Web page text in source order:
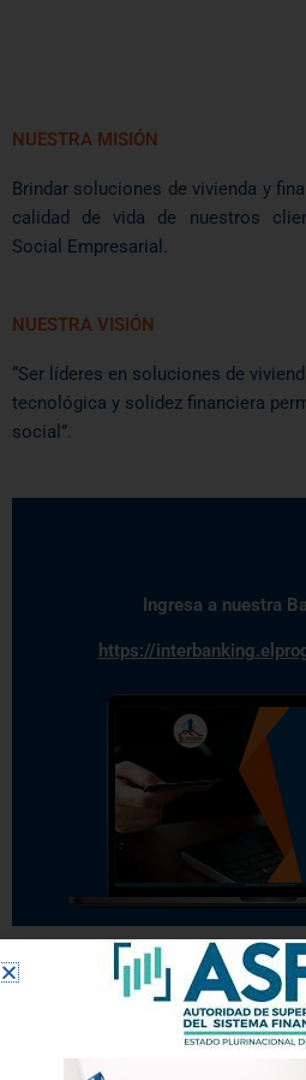
NUESTRA MISIÓN
Brindar soluciones de vivienda y
calidad de vida de nuestros
Social Empresarial.
NUESTRA VISIÓN
“Ser líderes en soluciones de
tecnológica y solidez financiera
social”.
Ingresa a nuestra
https://
Productos y Servicios
Tenemos el mejor Crédito de
Crédito destinado a la compra,